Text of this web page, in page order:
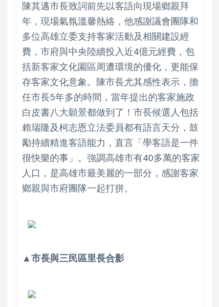
陳其邁市長致詞前先以客語向現場鄉親拜
年，現場氣氛溫馨熱絡，他感謝議會團隊和
多位高雄立委支持客家活動及相關建設經
費，市府與中央陸續投入近4億元經費，包
括新客家文化園區周遭環境的優化，更能保
存客家文化意象。陳市長尤其感性表示，擔
任市長5年多的時間，當年提出的客家施政
白皮書八大願景都做到了！市長候選人包括
賴瑞隆及柯志恩立法委員都有語言天分，鼓
勵持續精進客語能力，直言「學客語是一件
很快樂的事」。強調高雄市有40多萬的客家
人口，是高雄市最美麗的一部分，感謝客家
鄉親與市府團隊一起打拼。
▲市長與三民區里長合影